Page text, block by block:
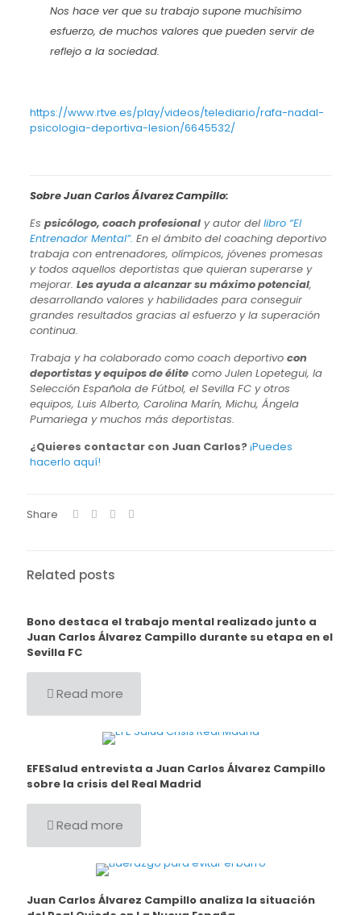
Nos hace ver que su trabajo supone muchísimo
esfuerzo, de muchos valores que pueden servir de
reflejo a la sociedad.
https://www.rtve.es/play/videos/telediario/rafa-nadal-
psicologia-deportiva-lesion/6645532/
Sobre Juan Carlos Álvarez Campillo:
Es psicólogo, coach profesionaly autor del libro “El
Entrenador Mental”. En el ámbito del coaching deportivo
trabaja con entrenadores, olímpicos, jóvenes promesas
y todos aquellos deportistas que quieran superarse y
mejorar. Les ayuda a alcanzar su máximo potencial,
desarrollando valores y habilidades para conseguir
grandes resultados gracias al esfuerzo y la superación
continua.
Trabaja y ha colaborado como coach deportivo con
deportistas y equipos de élitecomo Julen Lopetegui, la
Selección Española de Fútbol, el Sevilla FC y otros
equipos, Luis Alberto, Carolina Marín, Michu, Ángela
Pumariega y muchos más deportistas.
¿Quieres contactar con Juan Carlos?¡Puedes
hacerlo aquí!
Share
Related posts
Bono destaca el trabajo mental realizado junto a
Juan Carlos Álvarez Campillo durante su etapa en el
Sevilla FC
Read more
EFESalud entrevista a Juan Carlos Álvarez Campillo
sobre la crisis del Real Madrid
Read more
Juan Carlos Álvarez Campillo analiza la situación